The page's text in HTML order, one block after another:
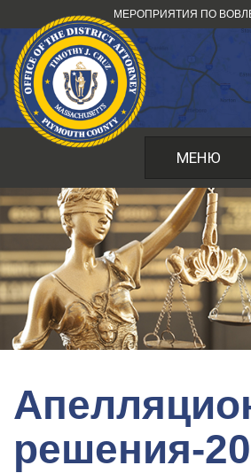
к
содержанию
МЕРОПРИЯТИЯ ПО
МЕНЮ
решения-